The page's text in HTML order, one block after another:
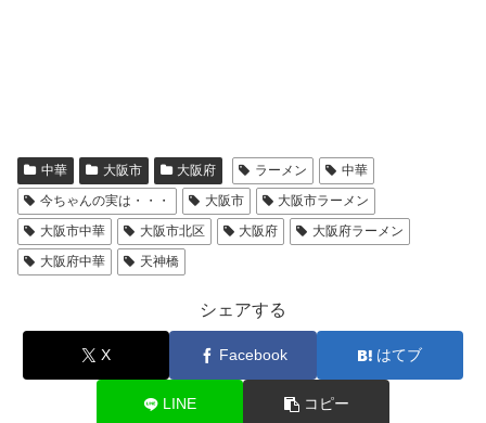
中華 大阪市 大阪府 ラーメン
中華
今ちゃんの実は・・・
大阪市
大阪市ラーメン
大阪市中華
大阪市北区 大阪府
大阪府ラーメン
大阪府中華
天神橋
シェアする
X Facebook はてブ
LINE コピー